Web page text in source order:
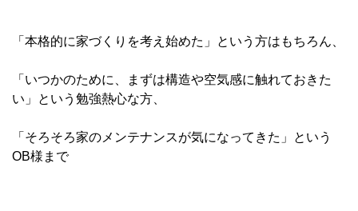
「本格的に家づくりを考え始めた」という方はもちろん、
「いつかのために、まずは構造や空気感に触れておきた
い」という勉強熱心な方、
「そろそろ家のメンテナンスが気になってきた」という
OB様まで